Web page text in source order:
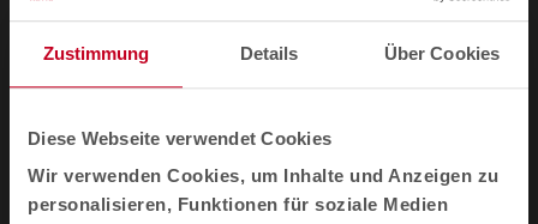
Zustimmung Details Über Cookies
Diese Webseite verwendet Cookies
Wir verwenden Cookies, um Inhalte und Anzeigen zu
personalisieren, Funktionen für soziale Medien
Produkte
Sitzmöbel
Tische und Schreibtische
Sessel und Sofas